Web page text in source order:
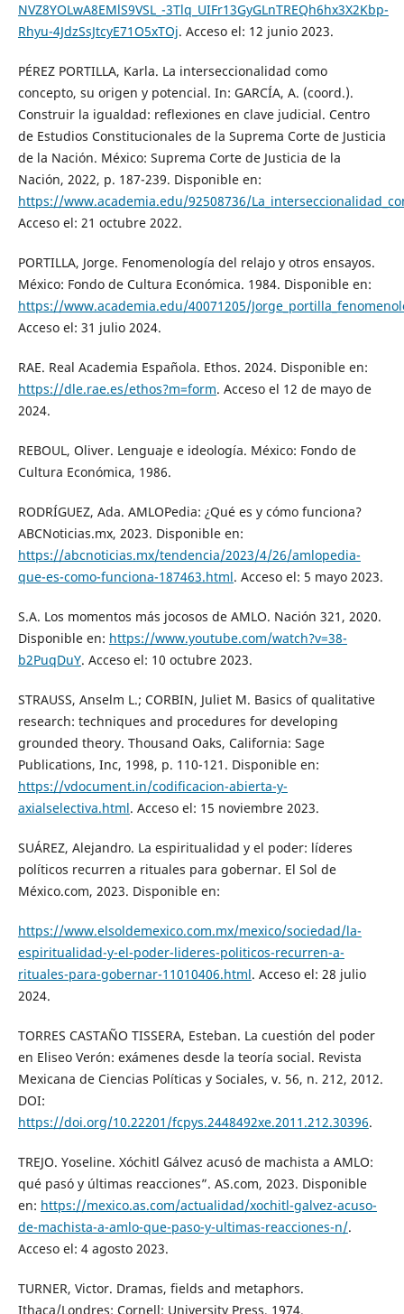
NVZ8YOLwA8EMlS9VSL_-3Tlq_UIFr13GyGLnTREQh6hx3X2Kbp-
Rhyu-4JdzSsJtcyE71O5xTOj. Acceso el: 12 junio 2023.
PÉREZ PORTILLA, Karla. La interseccionalidad como
concepto, su origen y potencial. In: GARCÍA, A. (coord.).
Construir la igualdad: reflexiones en clave judicial. Centro
de Estudios Constitucionales de la Suprema Corte de Justicia
de la Nación. México: Suprema Corte de Justicia de la
Nación, 2022, p. 187-239. Disponible en:
https://www.academia.edu/92508736/
Acceso el: 21 octubre 2022.
PORTILLA, Jorge. Fenomenología del relajo y otros ensayos.
México: Fondo de Cultura Económica. 1984. Disponible en:
https://www.academia.edu/40071205/
Acceso el: 31 julio 2024.
RAE. Real Academia Española. Ethos. 2024. Disponible en:
https://dle.rae.es/ethos?m=form. Acceso el 12 de mayo de
2024.
REBOUL, Oliver. Lenguaje e ideología. México: Fondo de
Cultura Económica, 1986.
RODRÍGUEZ, Ada. AMLOPedia: ¿Qué es y cómo funciona?
ABCNoticias.mx, 2023. Disponible en:
https://abcnoticias.mx/tendencia/2023/4/26/amlopedia-
que-es-como-funciona-187463.html. Acceso el: 5 mayo 2023.
S.A. Los momentos más jocosos de AMLO. Nación 321, 2020.
Disponible en: https://www.youtube.com/watch?v=38-
b2PuqDuY. Acceso el: 10 octubre 2023.
STRAUSS, Anselm L.; CORBIN, Juliet M. Basics of qualitative
research: techniques and procedures for developing
grounded theory. Thousand Oaks, California: Sage
Publications, Inc, 1998, p. 110-121. Disponible en:
https://vdocument.in/codificacion-abierta-y-
axialselectiva.html. Acceso el: 15 noviembre 2023.
SUÁREZ, Alejandro. La espiritualidad y el poder: líderes
políticos recurren a rituales para gobernar. El Sol de
México.com, 2023. Disponible en:
https://www.elsoldemexico.com.mx/mexico/sociedad/la-
espiritualidad-y-el-poder-lideres-politicos-recurren-a-
rituales-para-gobernar-11010406.html. Acceso el: 28 julio
2024.
TORRES CASTAÑO TISSERA, Esteban. La cuestión del poder
en Eliseo Verón: exámenes desde la teoría social. Revista
Mexicana de Ciencias Políticas y Sociales, v. 56, n. 212, 2012.
DOI:
https://doi.org/10.22201/fcpys.2448492xe.2011.212.30396.
TREJO. Yoseline. Xóchitl Gálvez acusó de machista a AMLO:
qué pasó y últimas reacciones”. AS.com, 2023. Disponible
en: https://mexico.as.com/actualidad/xochitl-galvez-acuso-
de-machista-a-amlo-que-paso-y-ultimas-reacciones-n/.
Acceso el: 4 agosto 2023.
TURNER, Victor. Dramas, fields and metaphors.
Ithaca/Londres: Cornell: University Press, 1974.